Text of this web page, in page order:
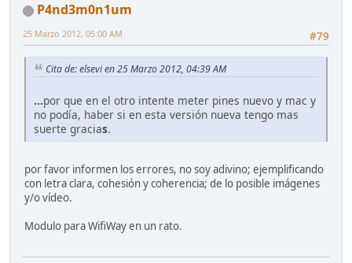
P4nd3m0n1um
#79
25 Marzo 2012, 05:00 AM
Cita de: elsevi en 25 Marzo 2012, 04:39 AM
...por que en el otro intente meter pines nuevo y mac y
no podía, haber si en esta versión nueva tengo mas
suerte gracias.
por favor informen los errores, no soy adivino; ejemplificando
con letra clara, cohesión y coherencia; de lo posible imágenes
y/o vídeo.
Modulo para WifiWay en un rato.